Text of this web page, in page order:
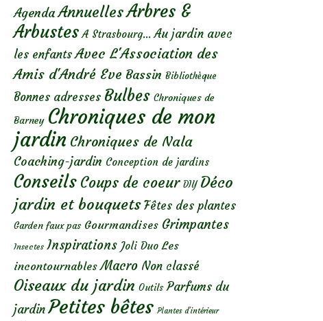
Agenda AnnuellesArbres &
Arbustes A Strasbourg... Au jardin avec
les enfants Avec L'Association des
Amis d'André Eve Bassin Bibliothèque
Bonnes adresses Bulbes Chroniques de
Barney Chroniques de mon
jardin Chroniques de Nala
Coaching-jardin Conception de jardins
Conseils Coups de coeur DIY Déco
jardin et bouquets Fêtes des plantes
Garden faux pas Gourmandises Grimpantes
Insectes Inspirations Joli Duo Les
incontournables Macro Non classé
Oiseaux du jardin Outils Parfums du
jardin Petites bêtes Plantes d’intérieur